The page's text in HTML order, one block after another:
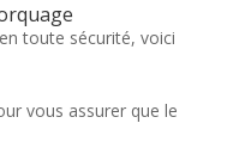
toute sécurité, voici
vous assurer que le